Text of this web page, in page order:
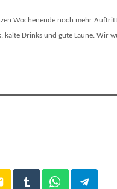
Wochenende noch mehr
Drinks und gute Laune. Wir